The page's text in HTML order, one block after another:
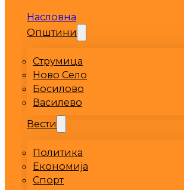
Насловна
Општини
Струмица
Ново Село
Босилово
Василево
Вести
Политика
Економија
Спорт